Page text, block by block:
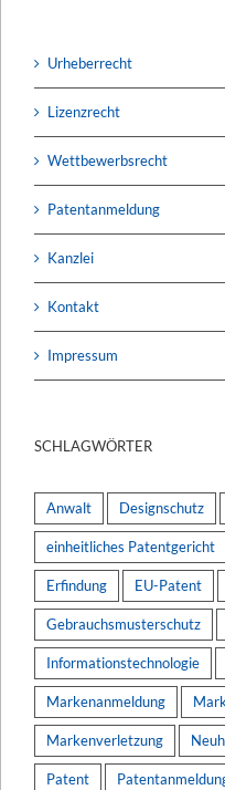
Urheberrecht
Lizenzrecht
Wettbewerbsrecht
Patentanmeldung
Kanzlei
Kontakt
Impressum
SCHLAGWÖRTER
Anwalt Designschutz
einheitliches Patentgericht
Erfindung EU-Patent
Gebrauchsmusterschutz
Informationstechnologie
Markenanmeldung
Markenverletzung
Patent